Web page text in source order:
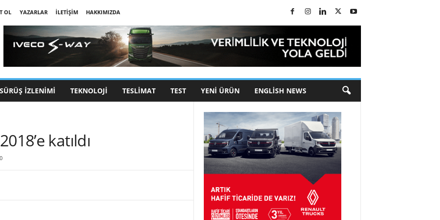
OL YAZARLAR İLETIŞIM
HAKKIMIZDA
SÜRÜŞ İZLENIMI TEKNOLOJI TESLIMAT TEST YENI ÜRÜN ENGLISH NEWS
katıldı
0